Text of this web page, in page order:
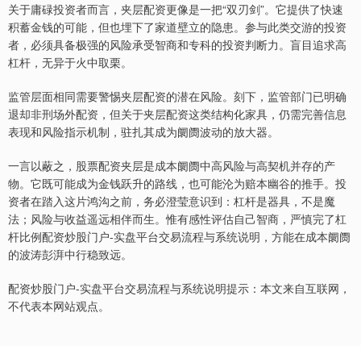
关于庸碌投资者而言，夹层配资更像是一把“双刃剑”。它提供了快速
积蓄金钱的可能，但也埋下了家道壁立的隐患。参与此类交游的投资
者，必须具备极强的风险承受智商和专科的投资判断力。盲目追求高
杠杆，无异于火中取栗。
监管层面相同需要警惕夹层配资的潜在风险。刻下，监管部门已明确
退却非刑场外配资，但关于夹层配资这类结构化家具，仍需完善信息
表现和风险指示机制，驻扎其成为阛阓波动的放大器。
一言以蔽之，股票配资夹层是成本阛阓中高风险与高契机并存的产
物。它既可能成为金钱跃升的路线，也可能沦为赔本幽谷的推手。投
资者在踏入这片鸿沟之前，务必澄莹意识到：杠杆是器具，不是魔
法；风险与收益遥远相伴而生。惟有感性评估自己智商，严慎完了杠
杆比例配资炒股门户-实盘平台交易流程与系统说明，方能在成本阛阓
的波涛彭湃中行稳致远。
配资炒股门户-实盘平台交易流程与系统说明提示：本文来自互联网，
不代表本网站观点。